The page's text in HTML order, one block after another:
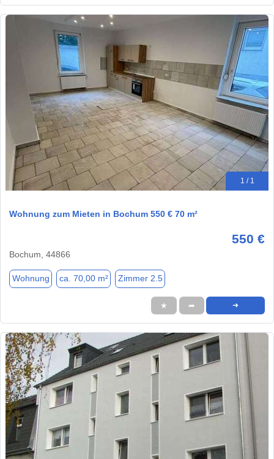
1 / 1
Wohnung zum Mieten in Bochum 550 € 70 m²
550 €
Bochum, 44866
Wohnung ca. 70,00 m² Zimmer 2.5
★ ➦ ➜